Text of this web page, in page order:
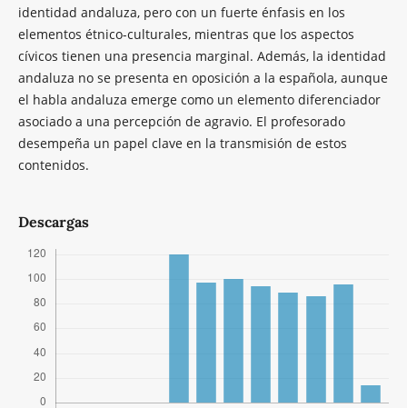
identidad andaluza, pero con un fuerte énfasis en los
elementos étnico-culturales, mientras que los aspectos
cívicos tienen una presencia marginal. Además, la identidad
andaluza no se presenta en oposición a la española, aunque
el habla andaluza emerge como un elemento diferenciador
asociado a una percepción de agravio. El profesorado
desempeña un papel clave en la transmisión de estos
contenidos.
Descargas